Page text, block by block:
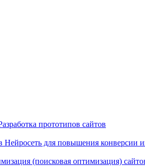
прототипов сайтов
Нейросеть для повышения конверсии
(поисковая оптимизация)